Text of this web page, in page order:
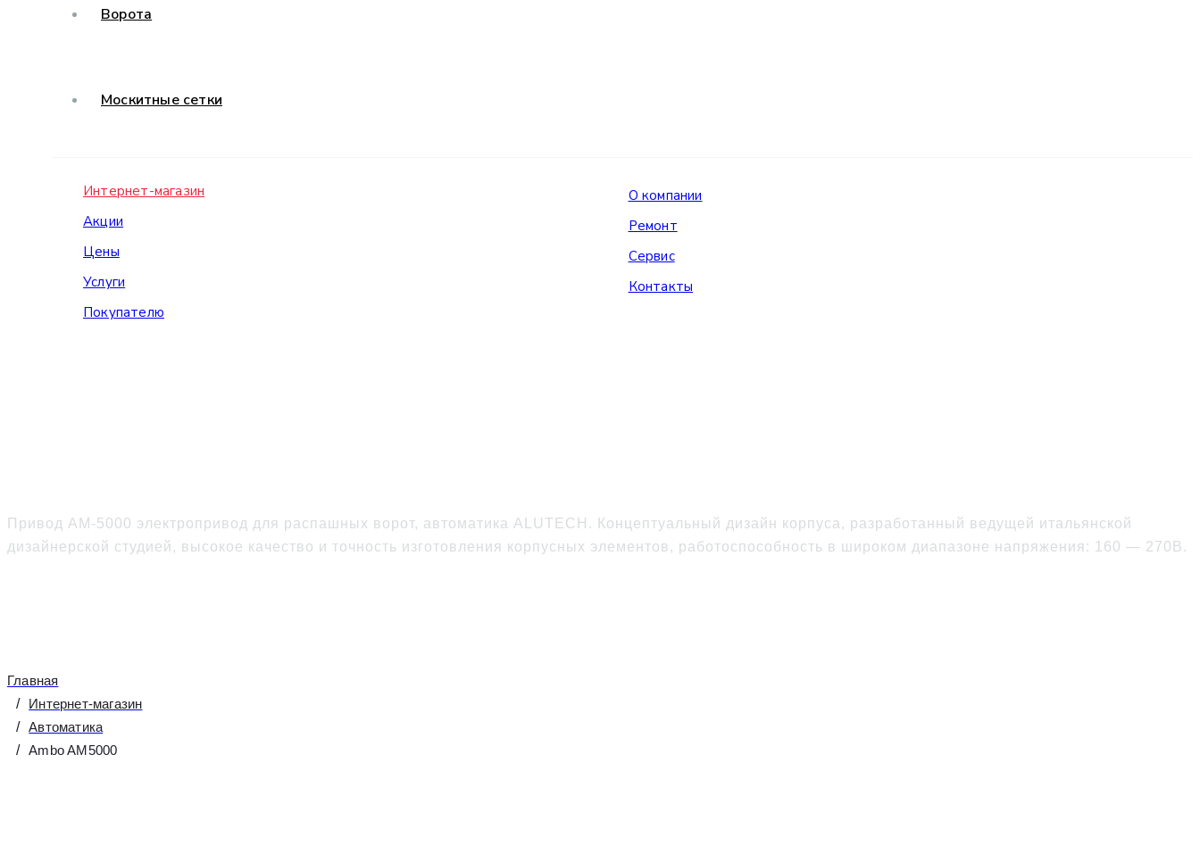
Ворота
Москитные сетки
Интернет-магазин
Акции
Цены
Услуги
Покупателю
О компании
Ремонт
Сервис
Контакты
Привод AM-5000 электропривод для распашных ворот, автоматика ALUTECH. Концептуальный дизайн корпуса, разработанный ведущей итальянской
дизайнерской студией, высокое качество и точность изготовления корпусных элементов, работоспособность в широком диапазоне напряжения: 160 — 270В.
Главная
Интернет-магазин
Автоматика
Ambo AM5000